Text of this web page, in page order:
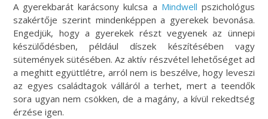
A gyerekbarát karácsony kulcsa a Mindwell pszichológus
szakértője szerint mindenképpen a gyerekek bevonása.
Engedjük, hogy a gyerekek részt vegyenek az ünnepi
készülődésben, például díszek készítésében vagy
sütemények sütésében. Az aktív részvétel lehetőséget ad
a meghitt együttlétre, arról nem is beszélve, hogy leveszi
az egyes családtagok válláról a terhet, mert a teendők
sora ugyan nem csökken, de a magány, a kívül rekedtség
érzése igen.